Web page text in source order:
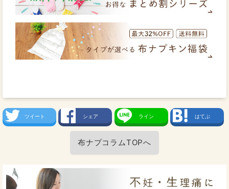
ツイート シェア ライン はてぶ
布ナプコラムTOPへ